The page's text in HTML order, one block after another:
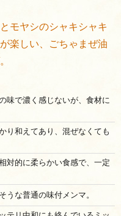
モヤシのシャキシャキ
楽しい、ごちゃまぜ油
味で濃く感じないが、食材に
り和えてあり、混ぜなくても
対的に柔らかい食感で、一定
うな普通の味付メンマ。